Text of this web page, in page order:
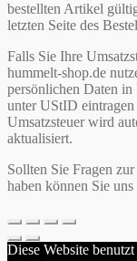
bestellten Artikel
letzten Seite des
Falls Sie Ihre
hummelt-shop.de
persönlichen Daten
unter UStID
Umsatzsteuer wird
aktualisiert.
Sollten Sie Fragen
haben können Sie uns
Diese Website